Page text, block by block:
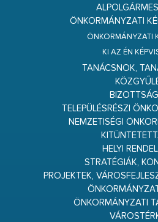
ÖNKORMÁNYZATI
ÖNKORMÁNYZATI
KI AZ ÉN
TANÁCSNOK,
TELEPÜLÉSRÉSZI
NEMZETISÉGI
HELYI
STRATÉGIÁK,
PROJEKTEK,
ÖNKORMÁNYZATI